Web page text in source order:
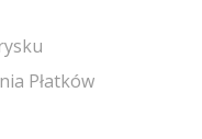
Płatków